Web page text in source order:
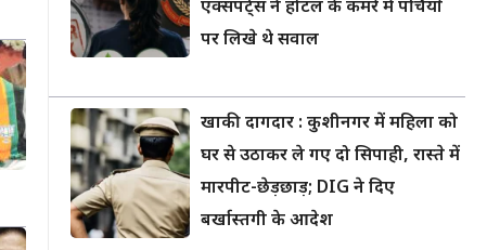
एक्सपर्ट्स ने होटल के कमरे में पर्चियों
पर लिखे थे सवाल
खाकी दागदार : कुशीनगर में महिला को
घर से उठाकर ले गए दो सिपाही, रास्ते में
मारपीट-छेड़छाड़; DIG ने दिए
बर्खास्तगी के आदेश